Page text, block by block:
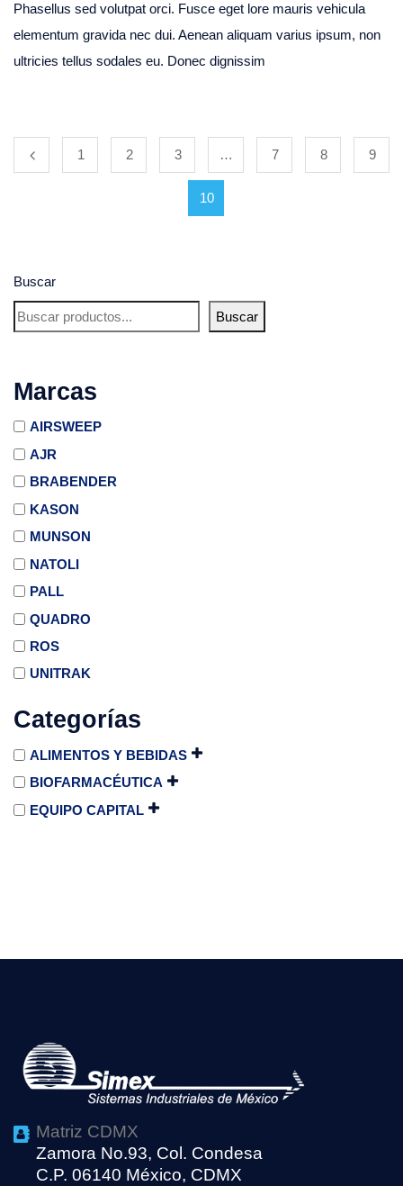
Buscar
Buscar
Marcas
AIRSWEEP
AJR
BRABENDER
KASON
MUNSON
NATOLI
PALL
QUADRO
ROS
UNITRAK
Categorías
ALIMENTOS Y BEBIDAS
BIOFARMACÉUTICA
EQUIPO CAPITAL
Phasellus sed volutpat orci. Fusce eget lore mauris vehicula
elementum gravida nec dui. Aenean aliquam varius ipsum, non
ultricies tellus sodales eu. Donec dignissim
1 2 3 … 7 8 9
10
Matriz CDMX
Zamora No.93, Col. Condesa
C.P. 06140 México, CDMX